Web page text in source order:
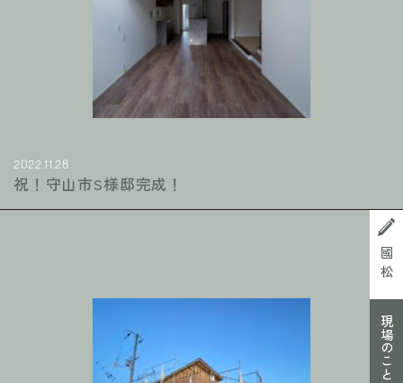
2022.11.28
祝！守山市S様邸完成！
國松
現場のこと